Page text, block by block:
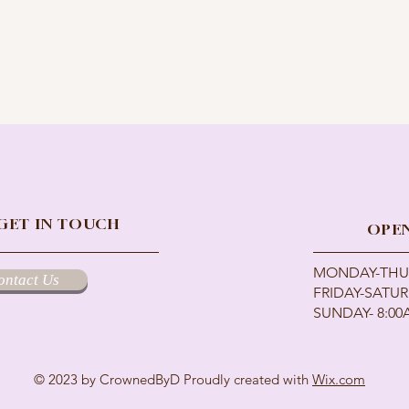
IN TOUCH
Us
MONDAY-
FRIDAY-
SUNDAY-
© 2023 by CrownedByD Proudly created with Wix.com